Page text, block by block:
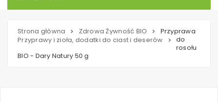
Strona główna > Zdrowa Żywność BIO
>
Przyprawy i zioła, dodatki do ciast i deserów
>
Przyprawa
do
rosołu
BIO - Dary Natury 50 g